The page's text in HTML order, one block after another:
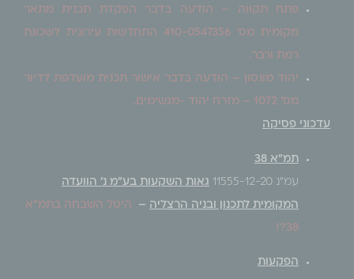
פתח תקווה – הודעה בדבר הפקדת תכנית מתאר
מקומית מס' 410-0547356 התחדשות עירונית לשכונת
רמת ורבר.
יהוד מונסון – הודעה בדבר אישור תכנית מועדפת לדיור
מס' 1072 – מזרח יהוד -מגשימים.
עדכוני פסיקה
תמ"א 38
עמ"נ 11555-12-20 גאות השקעות בע"מ נ' הוועדה
המקומית לתכנון ובניה הרצליה – היטל השבחה בתמ"א
38?!
הפקעות